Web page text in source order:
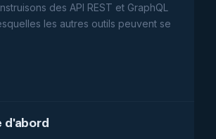
des API REST et GraphQL
les autres outils peuvent se
d'abord